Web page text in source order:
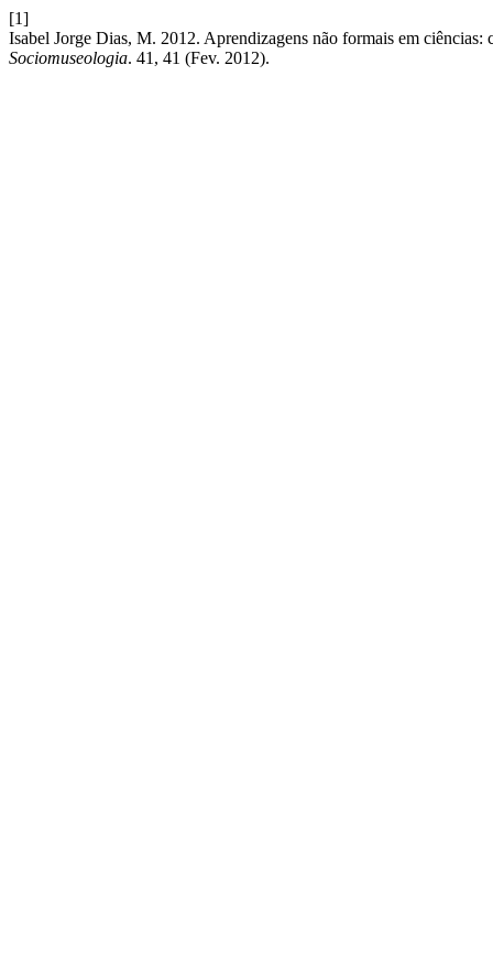
[1]
Isabel Jorge Dias, M. 2012. Aprendizagens não formais em
Sociomuseologia. 41, 41 (Fev. 2012).